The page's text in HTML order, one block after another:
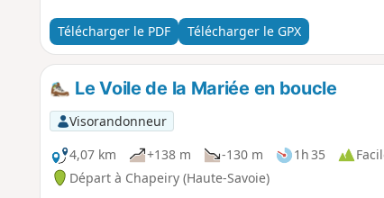
Télécharger le PDF Télécharger le GPX
Le Voile de la Mariée en boucle
Visorandonneur
4,07 km
+138 m -130 m 1h 35
Départ à Chapeiry (Haute-Savoie)